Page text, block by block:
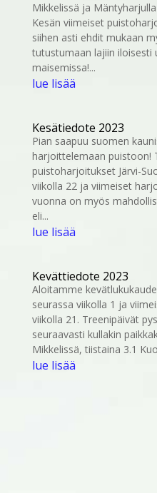
Mikkelissä ja
Kesän viimeiset
siihen asti ehdit mukaan
tutustumaan lajiin iloisesti
maisemissa!...
lue lisää
Kesätiedote 2023
Pian saapuu suomen
harjoittelemaan puistoon!
puistoharjoitukset Järvi-
viikolla 22 ja viimeiset
vuonna on myös
eli...
lue lisää
Kevättiedote 2023
Aloitamme
seurassa viikolla 1 ja
viikolla 21. Treenipäivät
seuraavasti kullakin
Mikkelissä, tiistaina 3.1
lue lisää